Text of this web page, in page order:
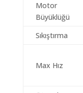
Motor
Büyüklüğü
Sıkıştırma
Max Hız